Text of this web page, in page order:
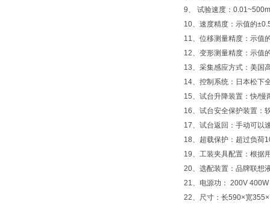
9、 试验速度：
10、速度精度：示值的
11、位移测量精度：示值
12、变形测量精度：示值
13、采集感应方式：美国
14、控制系统：日本松下
15、试台升降装置：快/慢
16、试台安全保护装置：
17、试台返回：手动可以
18、超载保护：超过负荷
19、工装夹具配置：根据
20、选配装置：品牌联想
21、电源功： 200V 400W
22、尺寸：长590×宽